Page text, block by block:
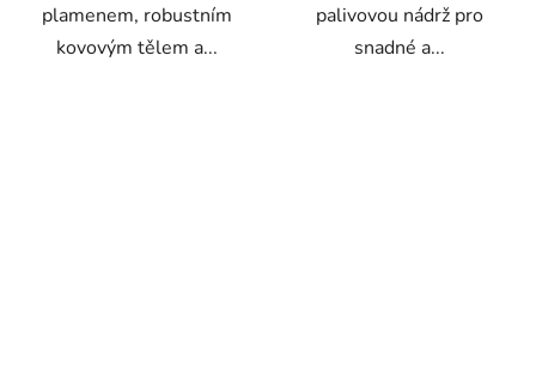
plamenem, robustním
kovovým tělem a...
palivovou nádrž pro
snadné a...